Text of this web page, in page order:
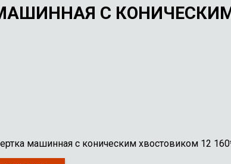
С
машинная с коническим хвостовиком 12